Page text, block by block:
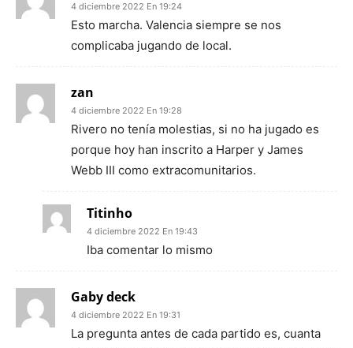
4 diciembre 2022 En 19:24
Esto marcha. Valencia siempre se nos
complicaba jugando de local.
zan
4 diciembre 2022 En 19:28
Rivero no tenía molestias, si no ha jugado es
porque hoy han inscrito a Harper y James
Webb III como extracomunitarios.
Titinho
4 diciembre 2022 En 19:43
Iba comentar lo mismo
Gaby deck
4 diciembre 2022 En 19:31
La pregunta antes de cada partido es, cuanta